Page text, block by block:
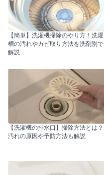
【簡単】洗濯機掃除のやり方！洗濯
槽の汚れやカビ取り方法を洗剤別で
解説
【洗濯機の排水口】掃除方法とは？
汚れの原因や予防方法も解説